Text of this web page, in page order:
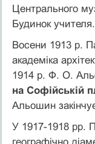
Центрального
Будинок учителя.
Восени 1913 р.
академіка
1914 р. Ф. О.
на Софійській
Альошин
У 1917-1918 рр.